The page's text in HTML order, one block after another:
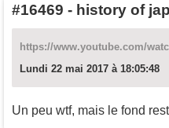
#16469 - history of
https://www.youtube.com/
Lundi 22 mai 2017 à 18:05:48
Un peu wtf, mais le fond